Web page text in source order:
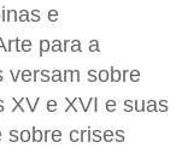
e
para a
versam sobre
XV e XVI e suas
sobre crises